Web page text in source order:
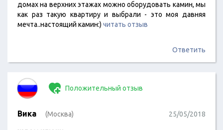
домах на верхних этажах можно оборудовать камин, мы
как раз такую квартиру и выбрали - это моя давняя
мечта..настоящий камин:) читать отзыв
Ответить
Положительный отзыв
Вика (Москва) 25/05/2018